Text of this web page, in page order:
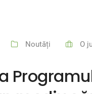
Noutăți O